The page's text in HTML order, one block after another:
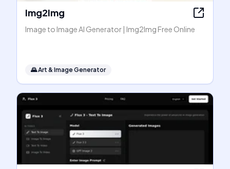
Img2Img
Image to Image AI Generator | Img2Img Free Online
🌄Art & Image Generator